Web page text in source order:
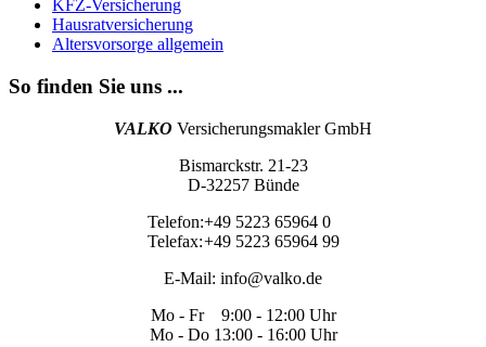
KFZ-Versicherung
Hausratversicherung
Altersvorsorge allgemein
So finden Sie uns ...
VALKO Versicherungsmakler GmbH
Bismarckstr. 21-23
D-32257 Bünde
Telefon:+49 5223 65964 0
Telefax:+49 5223 65964 99
E-Mail: info@valko.de
Mo - Fr 9:00 - 12:00 Uhr
Mo - Do 13:00 - 16:00 Uhr